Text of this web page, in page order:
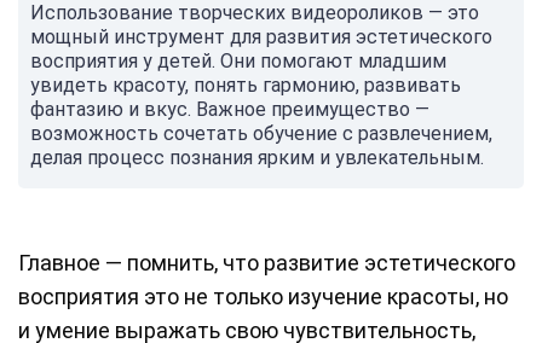
Использование творческих видеороликов — это
мощный инструмент для развития эстетического
восприятия у детей. Они помогают младшим
увидеть красоту, понять гармонию, развивать
фантазию и вкус. Важное преимущество —
возможность сочетать обучение с развлечением,
делая процесс познания ярким и увлекательным.
Главное — помнить, что развитие эстетического
восприятия это не только изучение красоты, но
и умение выражать свою чувствительность,